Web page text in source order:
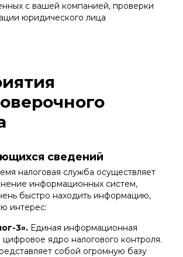
с вашей компанией, проверки
юридического лица
сведений
налоговая служба осуществляет
информационных систем,
быстро находить информацию,
интерес:
3». Единая информационная
цифровое ядро налогового контроля.
собой огромную базу